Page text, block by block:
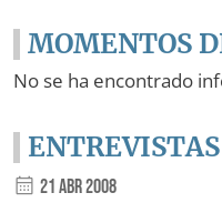
MOMENTOS
No se ha encontrado
21 Abr 2008